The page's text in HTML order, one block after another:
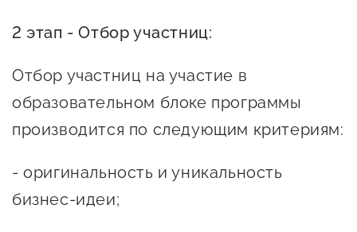
АвтоУСН
Иностранным гражданам
Сервисы для бизнеса
Общая информация
2 этап - Отбор участниц:
Отбор участниц на участие в
образовательном блоке программы
производится по следующим критериям:
- оригинальность и уникальность
бизнес-идеи;